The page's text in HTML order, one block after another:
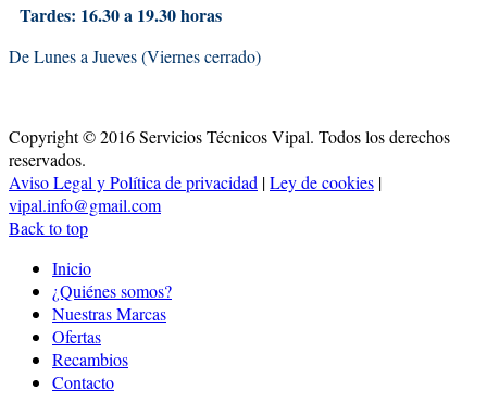
Tardes: 16.30 a 19.30 horas
De Lunes a Jueves (Viernes cerrado)
Copyright © 2016 Servicios Técnicos Vipal. Todos los derechos
reservados.
Aviso Legal y Política de privacidad |Ley de cookies |
vipal.info@gmail.com
Back to top
Inicio
¿Quiénes somos?
Nuestras Marcas
Ofertas
Recambios
Contacto